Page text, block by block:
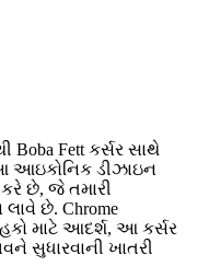
Boba Fett કર્સર સાથે
આઇકોનિક ડીઝાઇન
છે, જે તમારી
છે. Chrome
માટે આદર્શ, આ કર્સર
સુધારવાની ખાતરી